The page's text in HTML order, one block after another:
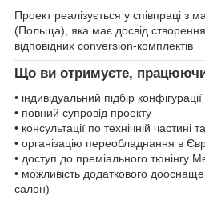
Проект реалізується у співпраці з
(Польща), яка має досвід
відповідних conversion-комплектів
Що ви отримуєте,
• індивідуальний підбір
• повний супровід проекту
• консультації по технічній частині
• організацію переобладнання в
• доступ до преміального тюнінгу
• можливість додаткового
салон)